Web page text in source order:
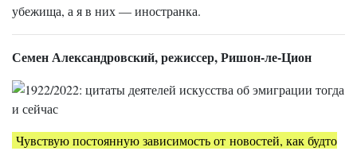
убежища, а я в них — иностранка.
Семен Александровский, режиссер, Ришон-ле-Цион
Чувствую постоянную зависимость от новостей, как будто